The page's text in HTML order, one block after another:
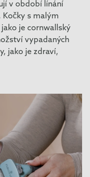
v období línání
s malým
je cornwallský
vypadaných
jako je zdraví,